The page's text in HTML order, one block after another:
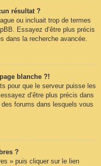
résultat ?
ou incluait trop de termes
Essayez d’être plus précis
dans la recherche avancée.
blanche ?!
pour que le serveur puisse les
d’être plus précis dans
forums dans lesquels vous
?
» puis cliquer sur le lien